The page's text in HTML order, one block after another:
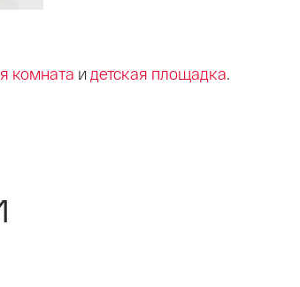
комната и детская площадка.